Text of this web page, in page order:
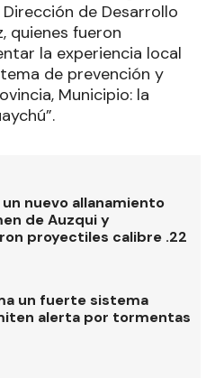
de Desarrollo
quienes fueron
la experiencia local
de prevención y
Municipio: la
un nuevo allanamiento
de Auzqui y
proyectiles calibre .22
un fuerte sistema
alerta por tormentas